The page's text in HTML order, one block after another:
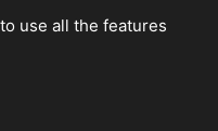
use all the features